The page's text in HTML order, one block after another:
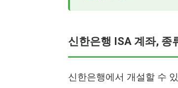
신한은행 ISA 계좌, 종
신한은행에서 개설할 수